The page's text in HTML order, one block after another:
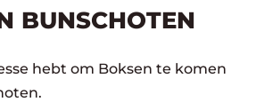
BUNSCHOTEN
hebt om Boksen te komen